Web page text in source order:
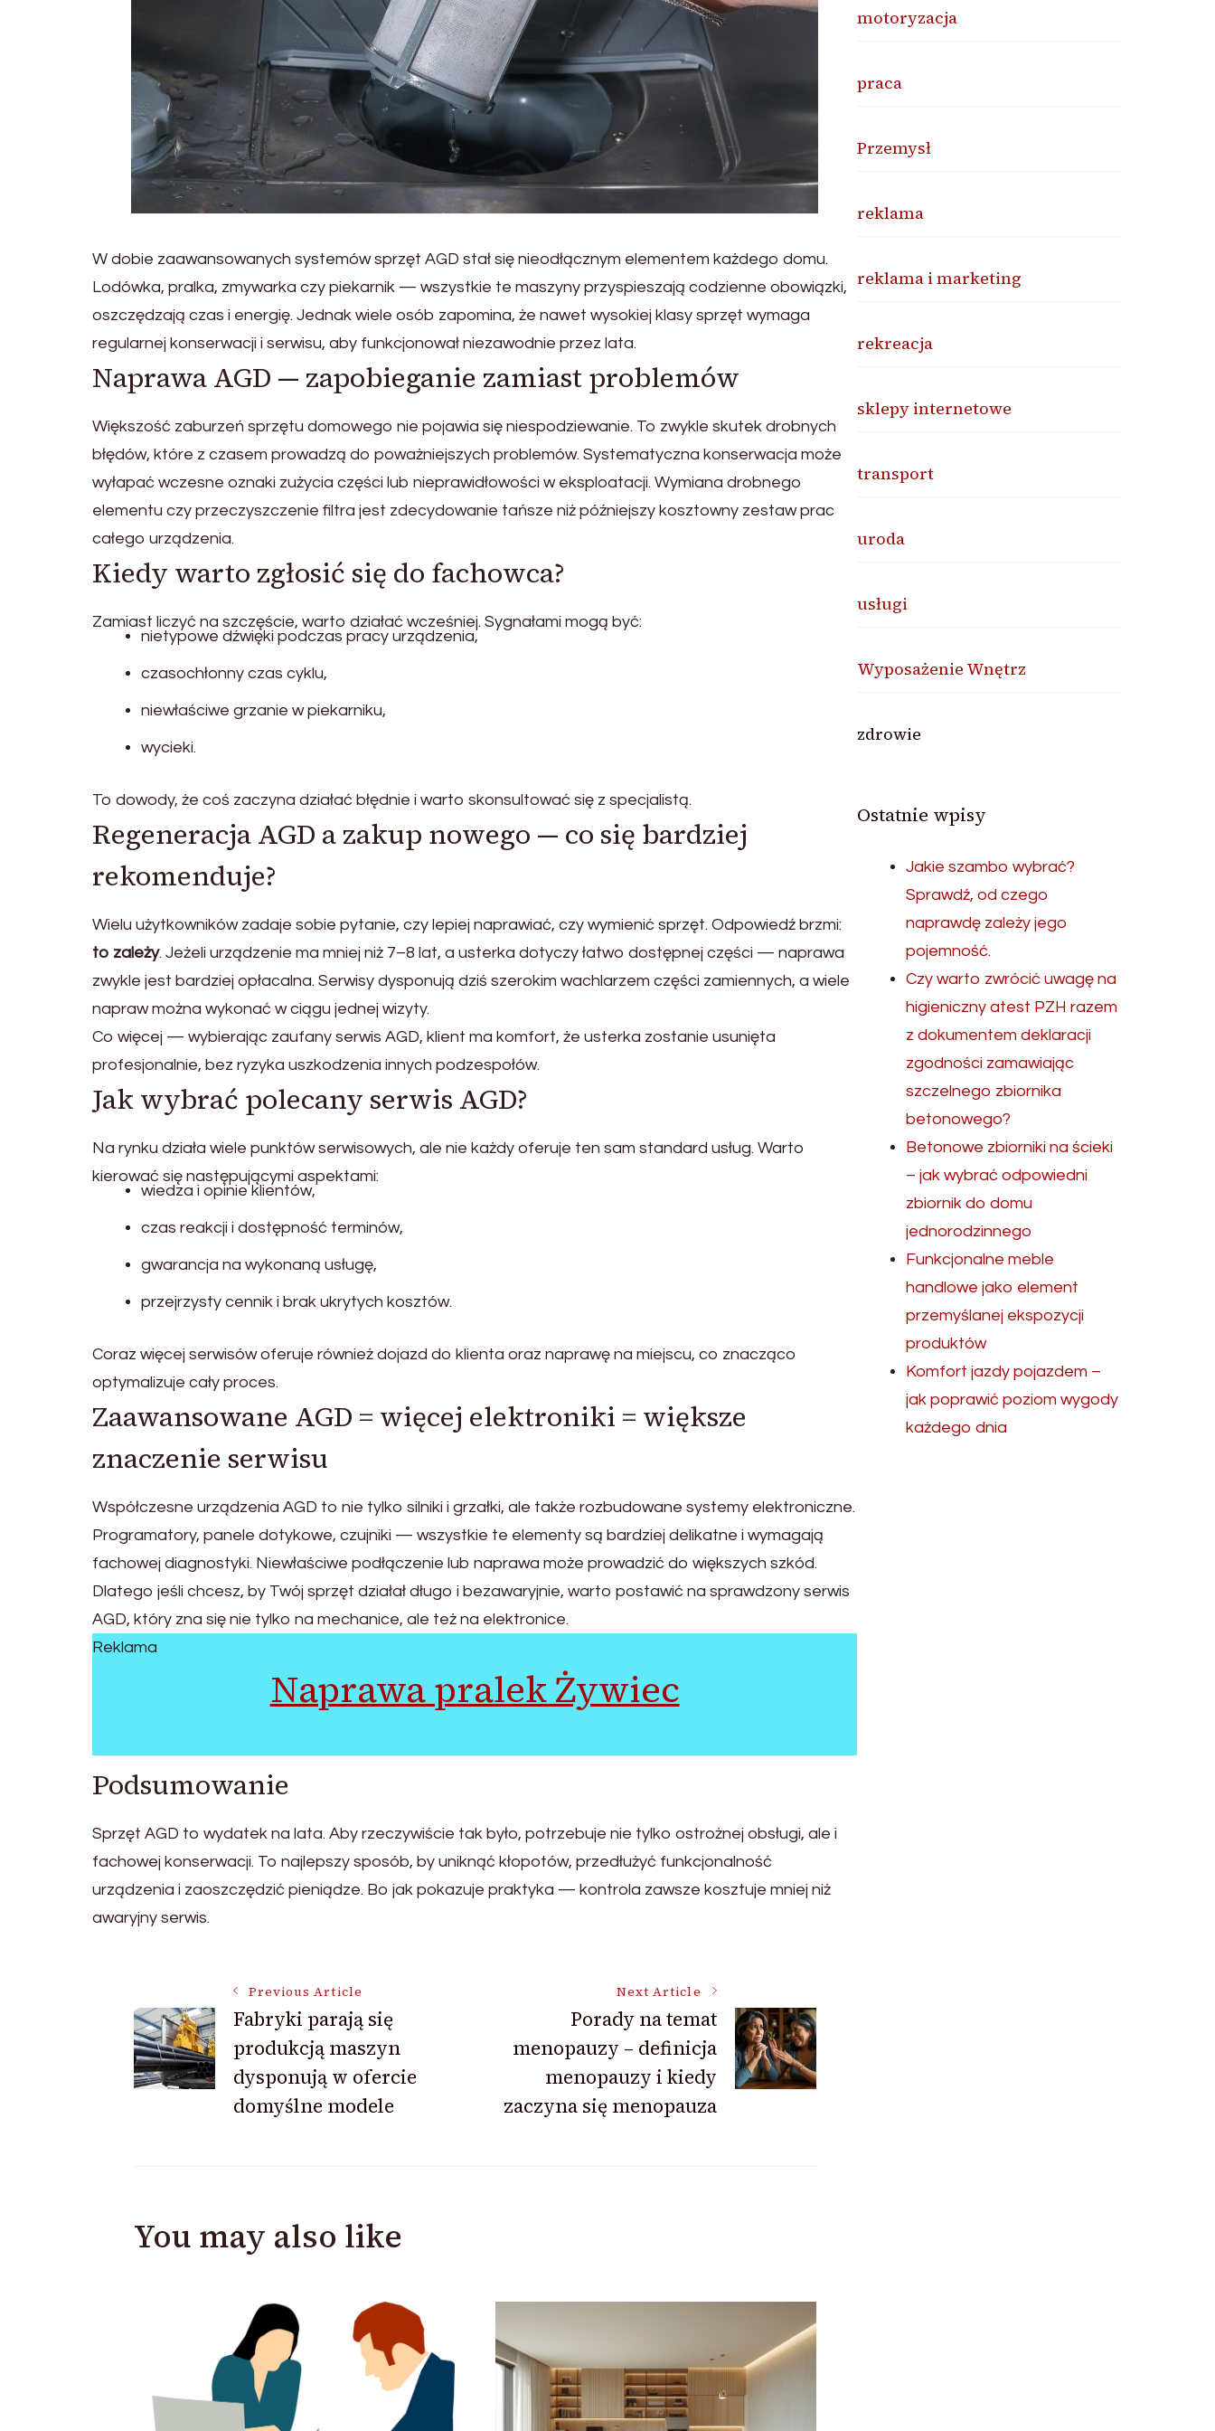
W dobie zaawansowanych systemów sprzęt AGD stał się nieodłącznym elementem każdego domu.
Lodówka, pralka, zmywarka czy piekarnik — wszystkie te maszyny przyspieszają codzienne obowiązki,
oszczędzają czas i energię. Jednak wiele osób zapomina, że nawet wysokiej klasy sprzęt wymaga
regularnej konserwacji i serwisu, aby funkcjonował niezawodnie przez lata.
Naprawa AGD — zapobieganie zamiast problemów
Większość zaburzeń sprzętu domowego nie pojawia się niespodziewanie. To zwykle skutek drobnych
błędów, które z czasem prowadzą do poważniejszych problemów. Systematyczna konserwacja może
wyłapać wczesne oznaki zużycia części lub nieprawidłowości w eksploatacji. Wymiana drobnego
elementu czy przeczyszczenie filtra jest zdecydowanie tańsze niż późniejszy kosztowny zestaw prac
całego urządzenia.
Kiedy warto zgłosić się do fachowca?
Zamiast liczyć na szczęście, warto działać wcześniej. Sygnałami mogą być:
nietypowe dźwięki podczas pracy urządzenia,
czasochłonny czas cyklu,
niewłaściwe grzanie w piekarniku,
wycieki.
To dowody, że coś zaczyna działać błędnie i warto skonsultować się z specjalistą.
Regeneracja AGD a zakup nowego — co się bardziej
rekomenduje?
Wielu użytkowników zadaje sobie pytanie, czy lepiej naprawiać, czy wymienić sprzęt. Odpowiedź brzmi:
to zależy. Jeżeli urządzenie ma mniej niż 7–8 lat, a usterka dotyczy łatwo dostępnej części — naprawa
zwykle jest bardziej opłacalna. Serwisy dysponują dziś szerokim wachlarzem części zamiennych, a wiele
napraw można wykonać w ciągu jednej wizyty.
Co więcej — wybierając zaufany serwis AGD, klient ma komfort, że usterka zostanie usunięta
profesjonalnie, bez ryzyka uszkodzenia innych podzespołów.
Jak wybrać polecany serwis AGD?
Na rynku działa wiele punktów serwisowych, ale nie każdy oferuje ten sam standard usług. Warto
kierować się następującymi aspektami:
wiedza i opinie klientów,
czas reakcji i dostępność terminów,
gwarancja na wykonaną usługę,
przejrzysty cennik i brak ukrytych kosztów.
Coraz więcej serwisów oferuje również dojazd do klienta oraz naprawę na miejscu, co znacząco
optymalizuje cały proces.
Zaawansowane AGD = więcej elektroniki = większe
znaczenie serwisu
Współczesne urządzenia AGD to nie tylko silniki i grzałki, ale także rozbudowane systemy elektroniczne.
Programatory, panele dotykowe, czujniki — wszystkie te elementy są bardziej delikatne i wymagają
fachowej diagnostyki. Niewłaściwe podłączenie lub naprawa może prowadzić do większych szkód.
Dlatego jeśli chcesz, by Twój sprzęt działał długo i bezawaryjnie, warto postawić na sprawdzony serwis
AGD, który zna się nie tylko na mechanice, ale też na elektronice.
Reklama
Naprawa pralek Żywiec
Podsumowanie
Sprzęt AGD to wydatek na lata. Aby rzeczywiście tak było, potrzebuje nie tylko ostrożnej obsługi, ale i
fachowej konserwacji. To najlepszy sposób, by uniknąć kłopotów, przedłużyć funkcjonalność
urządzenia i zaoszczędzić pieniądze. Bo jak pokazuje praktyka — kontrola zawsze kosztuje mniej niż
awaryjny serwis.
Post
Navigation
Previous Article
Fabryki parają się
produkcją maszyn
dysponują w ofercie
domyślne modele
Next Article
Porady na temat
menopauzy – definicja
menopauzy i kiedy
zaczyna się menopauza
You may also like
motoryzacja
praca
Przemysł
reklama
reklama i marketing
rekreacja
sklepy internetowe
transport
uroda
usługi
Wyposażenie Wnętrz
zdrowie
Ostatnie wpisy
Jakie szambo wybrać?
Sprawdź, od czego
naprawdę zależy jego
pojemność.
Czy warto zwrócić uwagę na
higieniczny atest PZH razem
z dokumentem deklaracji
zgodności zamawiając
szczelnego zbiornika
betonowego?
Betonowe zbiorniki na ścieki
– jak wybrać odpowiedni
zbiornik do domu
jednorodzinnego
Funkcjonalne meble
handlowe jako element
przemyślanej ekspozycji
produktów
Komfort jazdy pojazdem –
jak poprawić poziom wygody
każdego dnia